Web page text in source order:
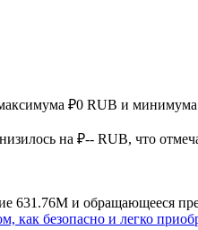
максимума ₽0 RUB и
на ₽-- RUB, что
631.76M и обращающееся
как безопасно и легко